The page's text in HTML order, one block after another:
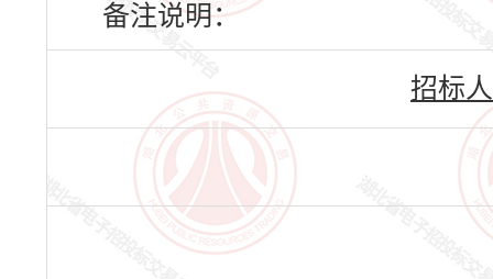
备注说明：
招标